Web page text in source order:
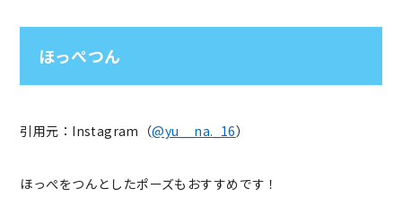
ほっぺつん
引用元：Instagram（@yu__na._16）
ほっぺをつんとしたポーズもおすすめです！